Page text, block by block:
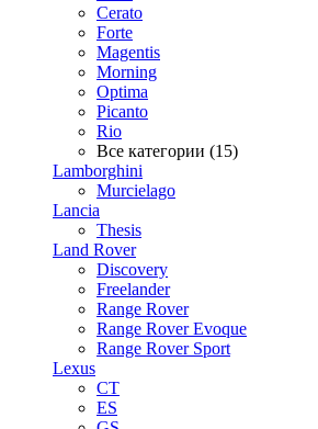
Cerato
Forte
Magentis
Morning
Optima
Picanto
Rio
Все категории (15)
Lamborghini
Murcielago
Lancia
Thesis
Land Rover
Discovery
Freelander
Range Rover
Range Rover Evoque
Range Rover Sport
Lexus
CT
ES